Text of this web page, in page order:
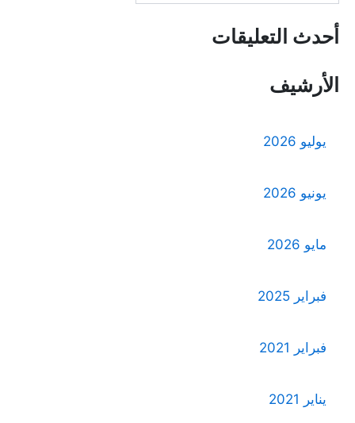
أحدث التعليقات
الأرشيف
يوليو 2026
يونيو 2026
مايو 2026
فبراير 2025
فبراير 2021
يناير 2021